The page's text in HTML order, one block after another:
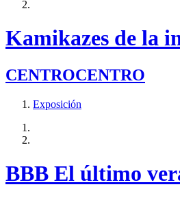
Kamikazes de la
CENTROCENTRO
Exposición
BBB El último